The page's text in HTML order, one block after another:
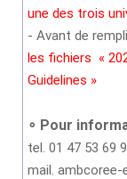
une des trois
- Avant de
les fichiers «
Guidelines »
∘ Pour
tel. 01 47 53 69
mail. ambcoree-